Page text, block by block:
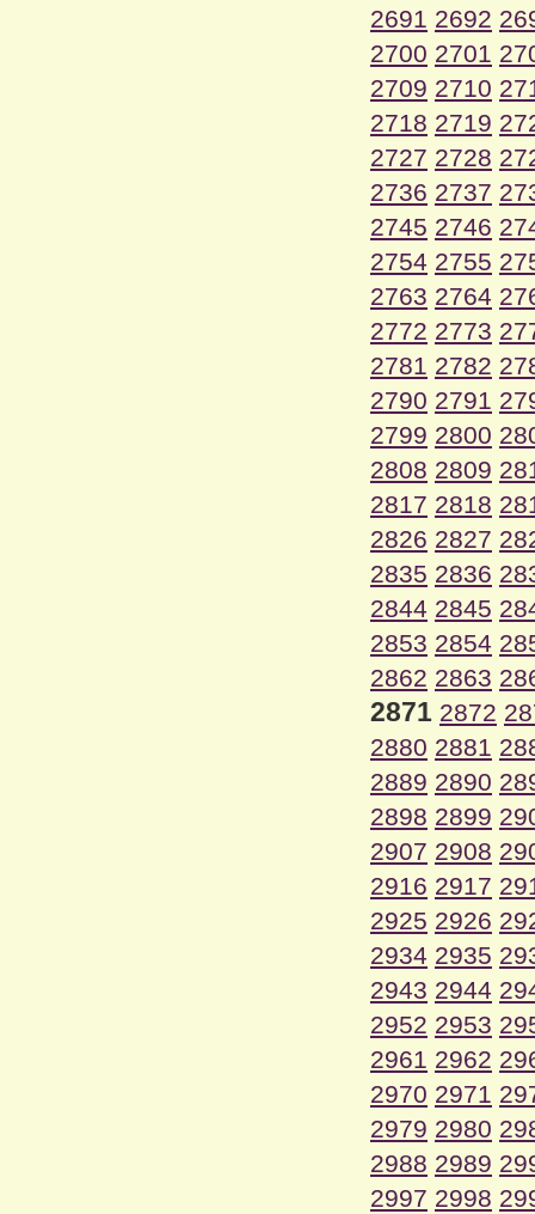
2691 2692
2700 2701
2709 2710
2718 2719
2727 2728
2736 2737
2745 2746
2754 2755
2763 2764
2772 2773
2781 2782
2790 2791
2799 2800
2808 2809
2817 2818
2826 2827
2835 2836
2844 2845
2853 2854
2862 2863
2871 2872
2880 2881
2889 2890
2898 2899
2907 2908
2916 2917
2925 2926
2934 2935
2943 2944
2952 2953
2961 2962
2970 2971
2979 2980
2988 2989
2997 2998